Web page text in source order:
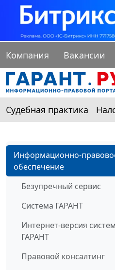
Компания Вакансии
Судебная практика
Информационно-
обеспечение
Безупречный сервис
Система ГАРАНТ
Интернет-версия
ГАРАНТ
Правовой консалтинг